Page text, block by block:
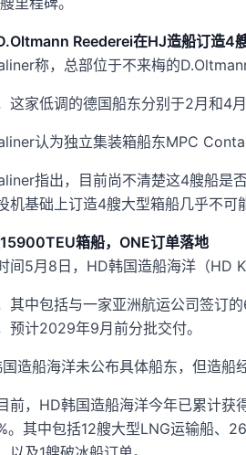
Reederei在HJ造船订造4
称，总部位于不来梅的
这家低调的德国船东分别于2月和4
认为独立集装箱船东MPC
指出，目前尚不清楚这4艘船是
机基础上订造4艘大型箱船几乎不可
箱船，ONE订单落地
间5月8日，HD韩国造船海洋（HD
其中包括与一家亚洲航运公司签订
预计2029年9月前分批交付。
造船海洋未公布具体船东，但造船
前，HD韩国造船海洋今年已累计获
。其中包括12艘大型LNG运输船、